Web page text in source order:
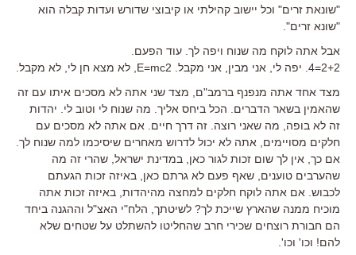
"שונאת זרים" וכל יישוב קהילתי או קיבוצי שדורש ועדות קבלה הוא
"שונא זרים".
אבל אתה לוקח מה שנוח ויפה לך. עוד הפעם.
2+2=4. יפה לי, אני מבין, אני מקבל. E=mc2, לא מצא חן לי, לא מקבל.
מצד אחד אתה מנפנף ברמב"ם, מצד שני אתה לא מסכים איתו עם זה
שהאמין בשאר הדברים. הכל ביחס אליך. מה שנוח לי וטוב לי. יהדות
זה לא בופה, מה שאני רוצה. זה דרך חיים. אם אתה לא מסכים עם
חלקים מסויימים, אתה לא יכול לדרוש מאחרים שיסיכמו למה שנוח לך.
אם כך, אין לך שום זכות לגור כאן, במדינת ישראל, שהרי זה מה
שהערבים טוענים, שאף פעם לא גרתם כאן, באיזה זכות הגעתם
לכבוש. אם אתה לוקח חלקים למחצה מהיהדות, באיזה זכות אתה
מוכיח ממנה שהארץ שייכת לך? לשיטתך, הלח"י האצ"ל וההגנה ביחד
הם חבורת רוצחים שכירי חרב שהחליטו להשתלט על שטחים שלא
להם! וכו' וכו'.